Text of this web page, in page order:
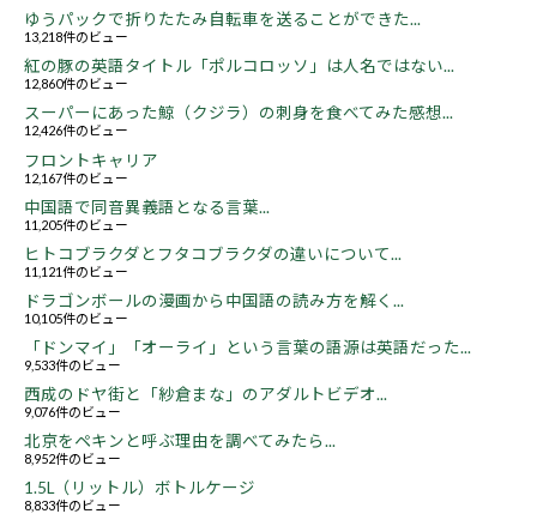
ゆうパックで折りたたみ自転車を送ることができた...
13,218件のビュー
紅の豚の英語タイトル「ポルコロッソ」は人名ではない...
12,860件のビュー
スーパーにあった鯨（クジラ）の刺身を食べてみた感想...
12,426件のビュー
フロントキャリア
12,167件のビュー
中国語で同音異義語となる言葉...
11,205件のビュー
ヒトコブラクダとフタコブラクダの違いについて...
11,121件のビュー
ドラゴンボールの漫画から中国語の読み方を解く...
10,105件のビュー
「ドンマイ」「オーライ」という言葉の語源は英語だった...
9,533件のビュー
西成のドヤ街と「紗倉まな」のアダルトビデオ...
9,076件のビュー
北京をペキンと呼ぶ理由を調べてみたら...
8,952件のビュー
1.5L（リットル）ボトルケージ
8,833件のビュー